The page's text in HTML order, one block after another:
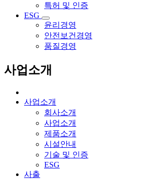
특허 및 인증
ESG
윤리경영
안전보건경영
품질경영
사업소개
사업소개
회사소개
사업소개
제품소개
시설안내
기술 및 인증
ESG
사출